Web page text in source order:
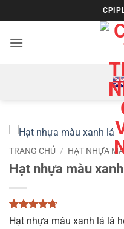
qua
nội
TRANG CHỦ / HẠT NHỰA
Hạt nhựa màu
4.67 trên
3
Hạt nhựa màu xanh lá là